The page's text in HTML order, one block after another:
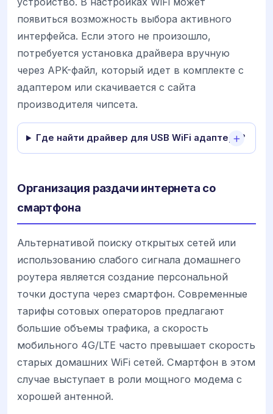
появиться возможность выбора активного
интерфейса. Если этого не произошло,
потребуется установка драйвера вручную
через APK-файл, который идет в комплекте с
адаптером или скачивается с сайта
производителя чипсета.
Где найти драйвер для USB WiFi адаптера?
Организация раздачи интернета со
смартфона
Альтернативой поиску открытых сетей или
использованию слабого сигнала домашнего
роутера является создание персональной
точки доступа через смартфон. Современные
тарифы сотовых операторов предлагают
большие объемы трафика, а скорость
мобильного 4G/LTE часто превышает скорость
старых домашних WiFi сетей. Смартфон в этом
случае выступает в роли мощного модема с
хорошей антенной.